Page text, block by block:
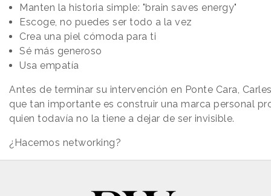
Manten la historia simple: "brain saves energy"
Escoge, no puedes ser todo a la vez
Crea una piel cómoda para ti
Sé más generoso
Usa empatía
Antes de terminar su intervención en Ponte Cara,
que tan importante es construir una marca personal
quien todavía no la tiene a dejar de ser invisible.
¿Hacemos networking?